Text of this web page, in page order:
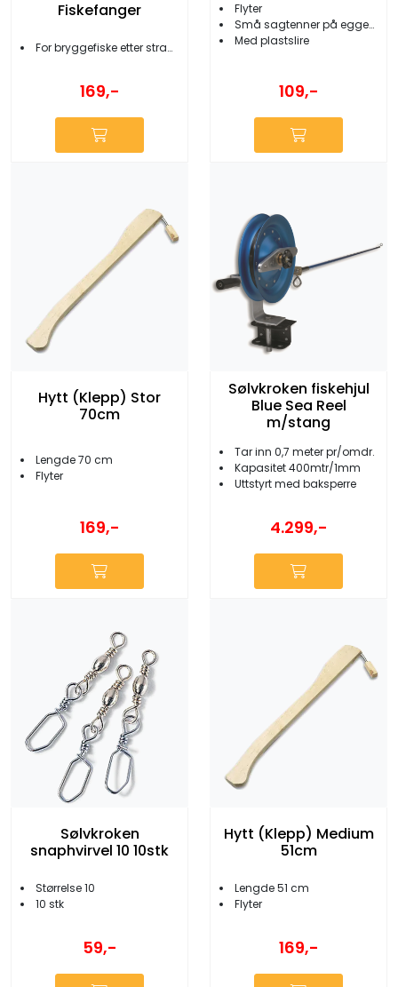
Fiskefanger
For bryggefiske etter strandkrabber og fisk
169,-
Flyter
Små sagtenner på eggens rygg
Med plastslire
109,-
Hytt (Klepp) Stor
70cm
Lengde 70 cm
Flyter
169,-
Sølvkroken fiskehjul
Blue Sea Reel
m/stang
Tar inn 0,7 meter pr/omdr.
Kapasitet 400mtr/1mm
Uttstyrt med baksperre
4.299,-
Sølvkroken
snaphvirvel 10 10stk
Størrelse 10
10 stk
59,-
Hytt (Klepp) Medium
51cm
Lengde 51 cm
Flyter
169,-